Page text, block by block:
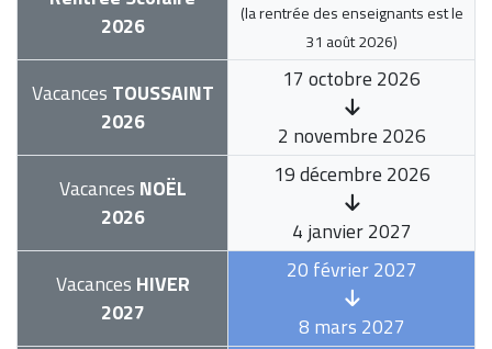
2026
(la rentrée des enseignants est le
31 août 2026)
Vacances TOUSSAINT
2026
17 octobre 2026
2 novembre 2026
Vacances NOËL
2026
19 décembre 2026
4 janvier 2027
Vacances HIVER
2027
20 février 2027
8 mars 2027